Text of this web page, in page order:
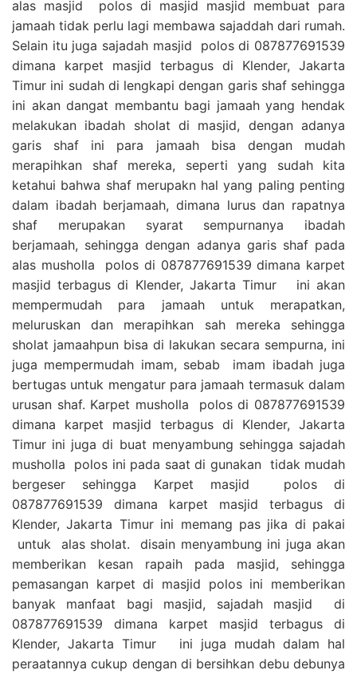
alas masjid polos di masjid masjid membuat para
jamaah tidak perlu lagi membawa sajaddah dari rumah.
Selain itu juga sajadah masjid polos di 087877691539
dimana karpet masjid terbagus di Klender, Jakarta
Timur ini sudah di lengkapi dengan garis shaf sehingga
ini akan dangat membantu bagi jamaah yang hendak
melakukan ibadah sholat di masjid, dengan adanya
garis shaf ini para jamaah bisa dengan mudah
merapihkan shaf mereka, seperti yang sudah kita
ketahui bahwa shaf merupakn hal yang paling penting
dalam ibadah berjamaah, dimana lurus dan rapatnya
shaf merupakan syarat sempurnanya ibadah
berjamaah, sehingga dengan adanya garis shaf pada
alas musholla polos di 087877691539 dimana karpet
masjid terbagus di Klender, Jakarta Timur ini akan
mempermudah para jamaah untuk merapatkan,
meluruskan dan merapihkan sah mereka sehingga
sholat jamaahpun bisa di lakukan secara sempurna, ini
juga mempermudah imam, sebab imam ibadah juga
bertugas untuk mengatur para jamaah termasuk dalam
urusan shaf. Karpet musholla polos di 087877691539
dimana karpet masjid terbagus di Klender, Jakarta
Timur ini juga di buat menyambung sehingga sajadah
musholla polos ini pada saat di gunakan tidak mudah
bergeser sehingga Karpet masjid polos di
087877691539 dimana karpet masjid terbagus di
Klender, Jakarta Timur ini memang pas jika di pakai
untuk alas sholat. disain menyambung ini juga akan
memberikan kesan rapaih pada masjid, sehingga
pemasangan karpet di masjid polos ini memberikan
banyak manfaat bagi masjid, sajadah masjid di
087877691539 dimana karpet masjid terbagus di
Klender, Jakarta Timur ini juga mudah dalam hal
peraatannya cukup dengan di bersihkan debu debunya